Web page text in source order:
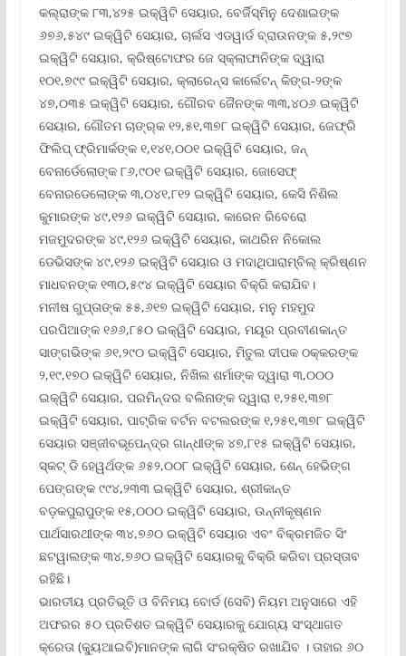
କଲ୍ରାଙ୍କ ୮୩,୪୨୫ ଇକ୍ୱିଟି ସେୟାର, ବେର୍ଜିସ୍ମିନୁ ଦେଶାଇଙ୍କ
୬୭୬,୫୪୯ ଇକ୍ୱିଟି ସେୟାର, ଚାର୍ଲସ ଏଡୱାର୍ଡ ବ୍ରାଉନଙ୍କ ୫,୨୯୭
ଇକ୍ୱିଟି ସେୟାର, କ୍ରିଷ୍ଟୋଫର ଜେ ସ୍କ୍ଲାଫାନିଙ୍କ ଦ୍ୱାରା
୧୦୧,୭୯୯ ଇକ୍ୱିଟି ସେୟାର, କ୍ଲାରେନ୍ସ କାର୍ଲେଟନ୍ କିଙ୍ଗ-୨ଙ୍କ
୪୭,୦୩୫ ଇକ୍ୱିଟି ସେୟାର, ଗୌରବ ଜୈନଙ୍କ ୩୩,୪୦୬ ଇକ୍ୱିଟି
ସେୟାର, ଗୌତମ ଚାଙ୍ର୍କ ୧୨,୫୧,୩୭୮ ଇକ୍ୱିଟି ସେୟାର, ଜେଫ୍ରି
ଫିଲିପ୍ ଫ୍ରିମାର୍କଙ୍କ ୧,୧୪୧,୦୦୧ ଇକ୍ୱିଟି ସେୟାର, ଜନ୍
ବେନାର୍ଡେଲୋଙ୍କ ୮୬,୯୦୧ ଇକ୍ୱିଟି ସେୟାର, ଜୋସେଫ୍
ବେନାରଡେଲୋଙ୍କ ୩,୦୪୧,୮୧୨ ଇକ୍ୱିଟି ସେୟାର, କେସି ନିଶିଲ
କୁମାରଙ୍କ ୪୯,୧୨୬ ଇକ୍ୱିଟି ସେୟାର, କାରେନ ରିବେରୋ
ମଜମୁଦରଙ୍କ ୪୯,୧୨୬ ଇକ୍ୱିଟି ସେୟାର, କାଥରିନ ନିକୋଲ
ଡେଭିସଙ୍କ ୪୯,୧୨୬ ଇକ୍ୱିଟି ସେୟାର ଓ ମଦାଥିପାରାମ୍ବିଲ୍ କ୍ରିଷ୍ଣନ
ମାଧବନଙ୍କ ୧୩୦,୫୯୪ ଇକ୍ୱିଟି ସେୟାର ବିକ୍ରି କରାଯିବ।
ମନୀଷ ଗୁପ୍ତାଙ୍କ ୫୫,୬୧୭ ଇକ୍ୱିଟି ସେୟାର, ମନୁ ମହମୁଦ
ପରପିଆଙ୍କ ୧୬୬,୮୫୦ ଇକ୍ୱିଟି ସେୟାର, ମୟୂର ପ୍ରବୀଣକାନ୍ତ
ସାଙ୍ଗଭିଙ୍କ ୬୧,୨୯୦ ଇକ୍ୱିଟି ସେୟାର, ମିତୁଲ ଦୀପକ ଠକ୍କରଙ୍କ
୨,୧୯,୧୭୦ ଇକ୍ୱିଟି ସେୟାର, ନିଖିଲ ଶର୍ମାଙ୍କ ଦ୍ୱାରା ୩,୦୦୦
ଇକ୍ୱିଟି ସେୟାର, ପରମିନ୍ଦର ବଲିନାଙ୍କ ଦ୍ୱାରା ୧,୨୫୧,୩୭୮
ଇକ୍ୱିଟି ସେୟାର, ପାଟ୍ରିକ ବର୍ଟନ ବଟଲରଙ୍କ ୧,୨୫୧,୩୭୮ ଇକ୍ୱିଟି
ସେୟାର ସଞ୍ଜୀବଭୂପେନ୍ଦ୍ର ଗାନ୍ଧୀଙ୍କ ୪୭,୮୧୫ ଇକ୍ୱିଟି ସେୟାର,
ସ୍କଟ୍ ଡି ହେୱର୍ଥଙ୍କ ୬୫୨,୦୦୮ ଇକ୍ୱିଟି ସେୟାର, ଶେନ୍ ହେଭିଙ୍ଗ
ପେଙ୍ଗଙ୍କ ୯୯୪,୨୩୩ ଇକ୍ୱିଟି ସେୟାର, ଶ୍ରୀକାନ୍ତ
ବଡ଼କପୁରାପୁଙ୍କ ୧୫,୦୦୦ ଇକ୍ୱିଟି ସେୟାର, ଉନ୍ନୀକୃଷ୍ଣନ
ପାର୍ଥସାରଥୀଙ୍କ ୩୪,୭୬୦ ଇକ୍ୱିଟି ସେୟାର ଏବଂ ବିକ୍ରମଜିତ ସିଂ
ଛଟୱାଲଙ୍କ ୩୪,୭୬୦ ଇକ୍ୱିଟି ସେୟାରକୁ ବିକ୍ରି କରିବା ପ୍ରସ୍ତାବ
ରହିଛି।
ଭାରତୀୟ ପ୍ରତିଭୂତି ଓ ବିନିମୟ ବୋର୍ଡ (ସେବି) ନିୟମ ଅନୁସାରେ ଏହି
ଅଫରର ୫୦ ପ୍ରତିଶତ ଇକ୍ୱିଟି ସେୟାରକୁ ଯୋଗ୍ୟ ସଂସ୍ଥାଗତ
କ୍ରେତା (କ୍ୟୁଆଇବି)ମାନଙ୍କ ଲାଗି ସଂରକ୍ଷିତ ରଖାଯିବ । ତାହାର ୬୦